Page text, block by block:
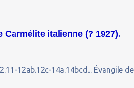
Carmélite italienne (? 1927).
12ab.12c-14a.14bcd... Évangile de